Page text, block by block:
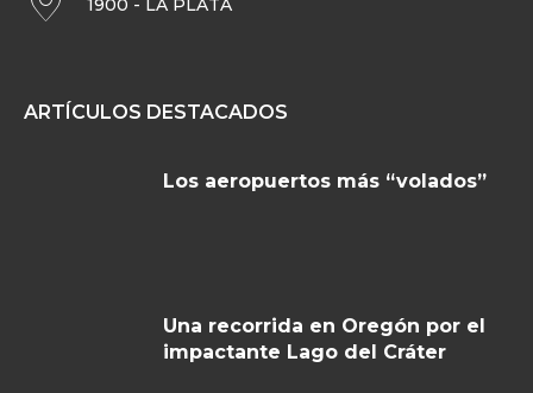
1900 - LA PLATA
ARTÍCULOS DESTACADOS
Los aeropuertos más “volados”
Una recorrida en Oregón por el
impactante Lago del Cráter